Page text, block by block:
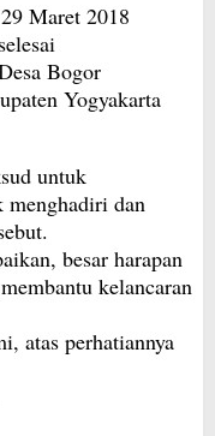
Maret 2018
Bogor
Yogyakarta
untuk
menghadiri dan
besar harapan
kelancaran
atas perhatiannya